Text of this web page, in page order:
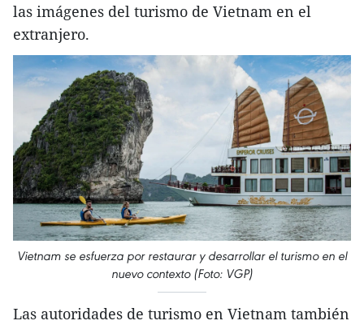
las imágenes del turismo de Vietnam en el
extranjero.
Vietnam se esfuerza por restaurar y desarrollar el turismo en el
nuevo contexto (Foto: VGP)
Las autoridades de turismo en Vietnam también